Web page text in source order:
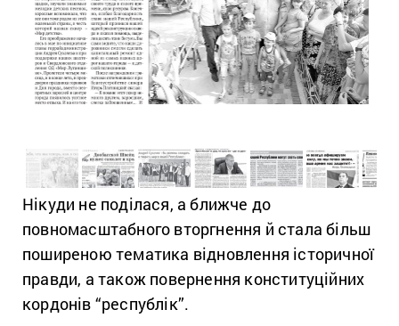
Нікуди не поділася, а ближче до
повномасштабного вторгнення й стала більш
поширеною тематика відновлення історичної
правди, а також повернення конституційних
кордонів “республік”.